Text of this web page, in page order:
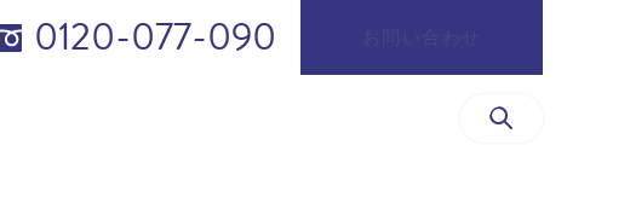
0120-077-090